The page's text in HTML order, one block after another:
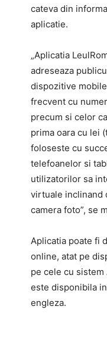
cateva din
aplicatie.
„Aplicatia
adreseaza
dispozitive
frecvent cu
precum si celor
prima oara cu lei
foloseste cu
telefoanelor si
utilizatorilor sa
virtuale inclinand
camera foto”, se
Aplicatia poate fi
online, atat pe
pe cele cu sistem
este disponibila
engleza.